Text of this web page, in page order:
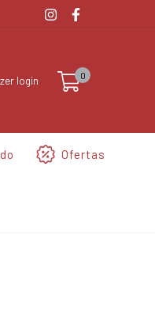
login 0
Ofertas